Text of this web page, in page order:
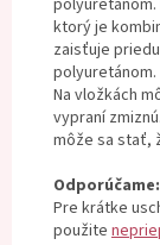
ktorý je
zaisťuje
polyuretánom.
Na vložkách
vypraní
môže sa stať,
Odporúčame:
Pre krátke
použite